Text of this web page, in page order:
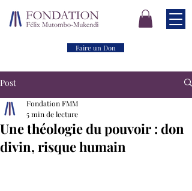
Faire un Don
Post
Une théologie du pouvoir : don
divin, risque humain
Fondation FMM
5 min de lecture